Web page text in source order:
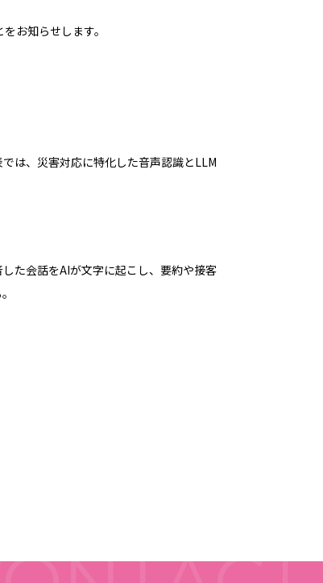
お知らせします。
は、災害対応に特化した音声認識とLLM
た会話をAIが文字に起こし、要約や接客